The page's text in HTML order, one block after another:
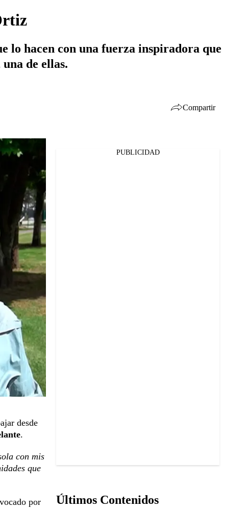
lo hacen con una fuerza inspiradora que
de ellas.
Compartir
Twitter
desde
.
con mis
que
por
PUBLICIDAD
Últimos Contenidos